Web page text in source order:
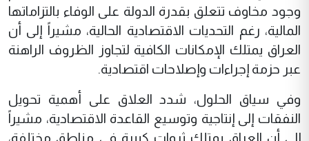
وجود مخاوف تتعلق بقدرة الدولة على الوفاء بالتزاماتها
المالية، رغم التحديات الاقتصادية الحالية، مشيراً إلى أن
العراق يمتلك الإمكانات الكافية لتجاوز الظروف الراهنة
عبر حزمة إجراءات وإصلاحات اقتصادية.
وفي سياق الحلول، شدد العلاق على أهمية تحويل
النفقات إلى إنتاجية وتوسيع القاعدة الاقتصادية، مشيراً
إلى أن العراق يمتلك ثروات كبيرة في مناطق مختلفة،